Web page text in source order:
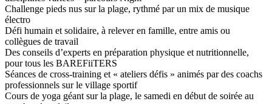
Challenge pieds nus sur la plage, rythmé par un mix de musique
électro
Défi humain et solidaire, à relever en famille, entre amis ou
collègues de travail
Des conseils d’experts en préparation physique et nutritionnelle,
pour tous les BAREFiiTERS
Séances de cross-training et « ateliers défis » animés par des coachs
professionnels sur le village sportif
Cours de yoga géant sur la plage, le samedi en début de soirée au